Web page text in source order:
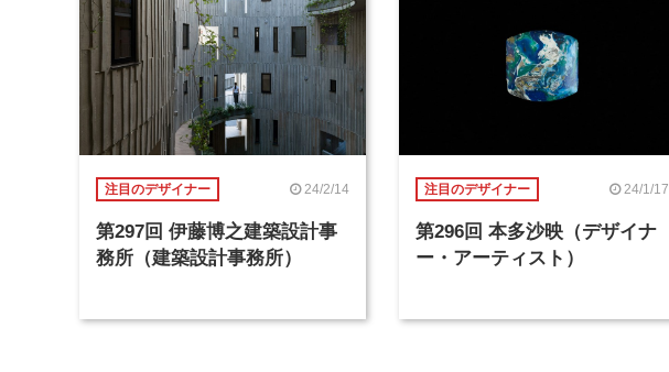
注目のデザイナー 24/2/14
第297回 伊藤博之建築設計事
務所（建築設計事務所）
注目のデザイナー 24/1/17
第296回 本多沙映（デザイナ
ー・アーティスト）